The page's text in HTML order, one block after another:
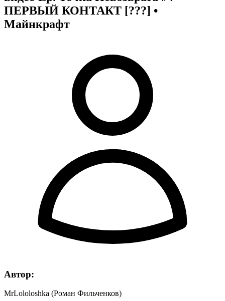
ПЕРВЫЙ КОНТАКТ [???] •
Майнкрафт
Автор:
MrLololoshka (Роман Фильченков)